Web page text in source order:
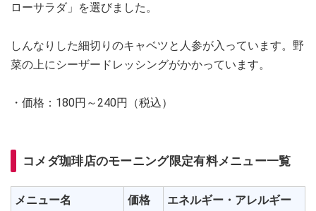
ローサラダ」を選びました。
しんなりした細切りのキャベツと人参が入っています。野
菜の上にシーザードレッシングがかかっています。
・価格：180円～240円（税込）
コメダ珈琲店のモーニング限定有料メニュー一覧
メニュー名
価格
エネルギー・アレルギー